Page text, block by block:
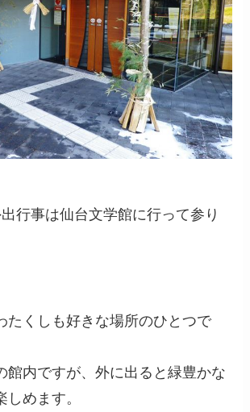
行事は仙台文学館に行って参り
たくしも好きな場所のひとつで
館内ですが、外に出ると緑豊かな
めます。